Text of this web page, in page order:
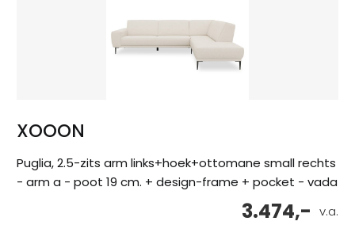
XOOON
Puglia, 2.5-zits arm links+hoek+ottomane small rechts
- arm a - poot 19 cm. + design-frame + pocket - vada
v.a.
3.474,-